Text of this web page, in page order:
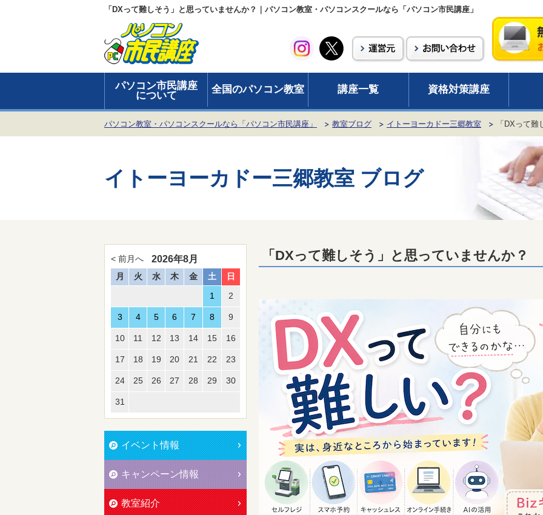
「DXって難しそう」と思っていませんか？｜パソコン教室・パソコンスクールなら「パソコン市民講座」
パソコン市民講座
について
全国のパソコン教室 講座一覧 資格対策講座
パソコン教室・パソコンスクールなら「パソコン市民講座」 教室ブログ イトーヨーカドー三郷教室 「DXって
イトーヨーカドー三郷教室 ブログ
「DXって難しそう」と思っていませんか？
< 前月へ 2026年8月
月 火 水 木 金 土 日
1 2
3 4 5 6 7 8 9
10 11 12 13 14 15 16
17 18 19 20 21 22 23
24 25 26 27 28 29 30
31
イベント情報
キャンペーン情報
教室紹介